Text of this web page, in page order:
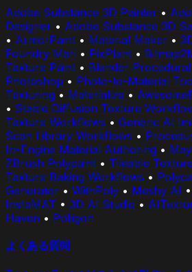
Adobe Substance 3D Painter •
Designer • Adobe Substance 3D
• ArmorPaint • Material Maker •
Foundry Mari • PixPlant •
Texture Paint • Blender
Photoshop • Photo-to-Material
Texturing • Materialize •
• Stable Diffusion Texture
Texture Workflows • Generic AI
Scan Library Workflows •
In-Engine Material Authoring •
ZBrush Polypaint • Tileable
Texture Baking Workflows •
Generator • WithPoly • Meshy AI •
InstaMAT • 3D AI Studio •
Haven • Poliigon
よくある質問